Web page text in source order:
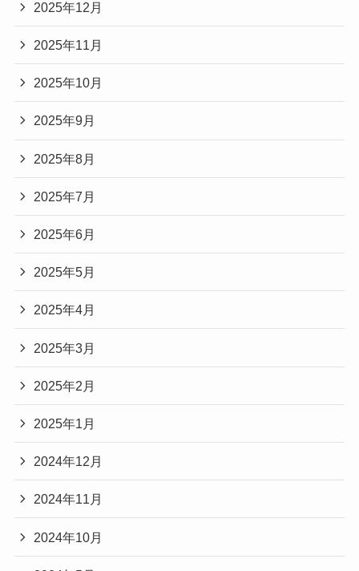
2025年12月
2025年11月
2025年10月
2025年9月
2025年8月
2025年7月
2025年6月
2025年5月
2025年4月
2025年3月
2025年2月
2025年1月
2024年12月
2024年11月
2024年10月